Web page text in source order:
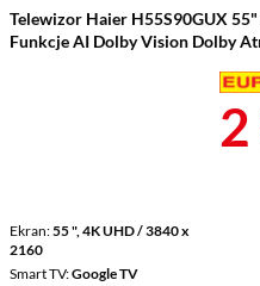
Telewizor Haier H55S90GUX
Funkcje AI Dolby Vision Dolby
Ekran 55 ", 4K UHD / 3840 x
2160
Smart TV Google TV